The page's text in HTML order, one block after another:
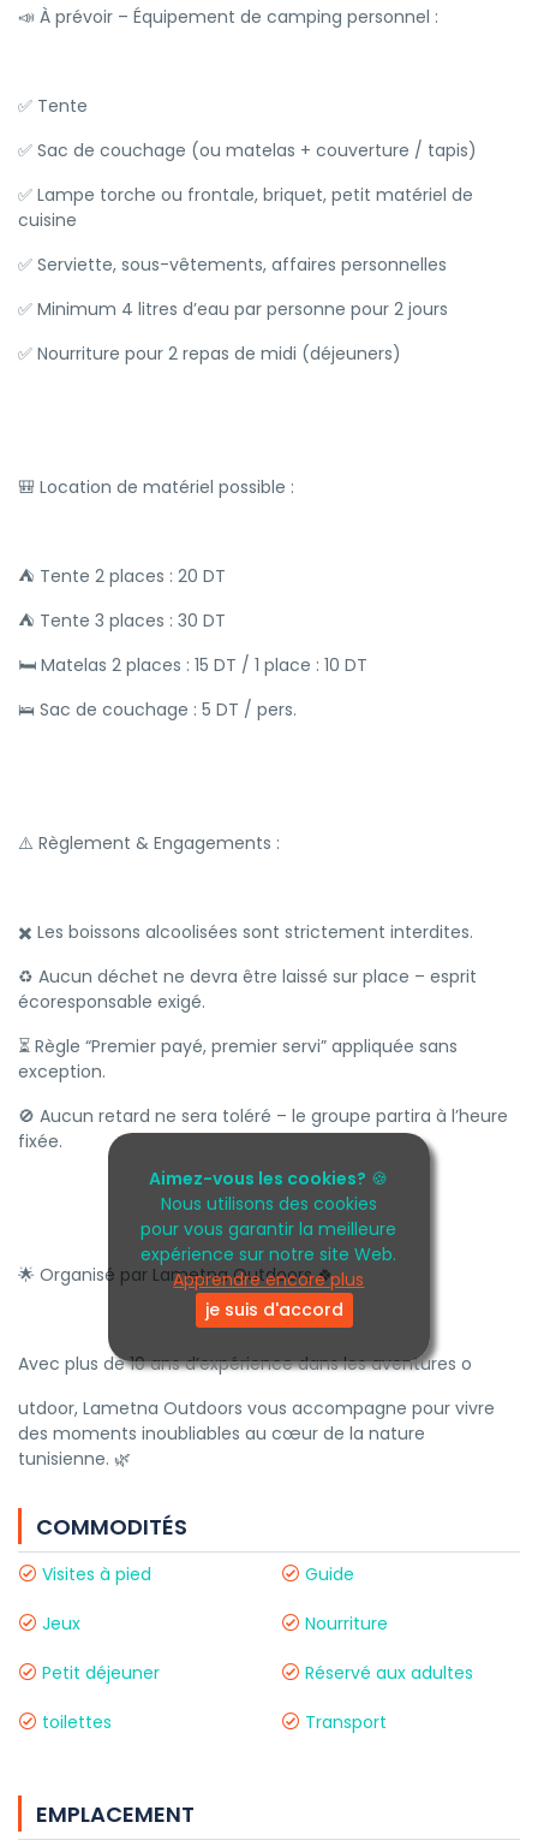
Aimez-vous les cookies? 🍪
Nous utilisons des cookies
pour vous garantir la meilleure
expérience sur notre site Web.
Apprendre encore plus
je suis d'accord
📣 À prévoir – Équipement de camping personnel :
✅ Tente
✅ Sac de couchage (ou matelas + couverture / tapis)
✅ Lampe torche ou frontale, briquet, petit matériel de
cuisine
✅ Serviette, sous-vêtements, affaires personnelles
✅ Minimum 4 litres d’eau par personne pour 2 jours
✅ Nourriture pour 2 repas de midi (déjeuners)
🎒 Location de matériel possible :
⛺ Tente 2 places : 20 DT
⛺ Tente 3 places : 30 DT
🛏️ Matelas 2 places : 15 DT / 1 place : 10 DT
🛌 Sac de couchage : 5 DT / pers.
⚠️ Règlement & Engagements :
✖️ Les boissons alcoolisées sont strictement interdites.
♻️ Aucun déchet ne devra être laissé sur place – esprit
écoresponsable exigé.
⏳ Règle “Premier payé, premier servi” appliquée sans
exception.
🚫 Aucun retard ne sera toléré – le groupe partira à l’heure
fixée.
🌟 Organisé par Lametna Outdoors 🍀
Avec plus de 10 ans d’expérience dans les aventures o
utdoor, Lametna Outdoors vous accompagne pour vivre
des moments inoubliables au cœur de la nature
tunisienne. 🌿
COMMODITÉS
Visites à pied Guide
Jeux Nourriture
Petit déjeuner Réservé aux adultes
toilettes Transport
EMPLACEMENT